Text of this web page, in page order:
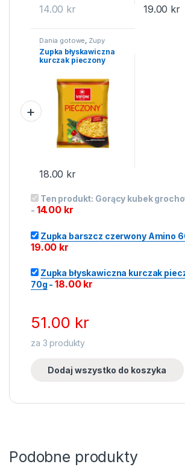
14.00 kr 19.00 kr
Dania gotowe, Zupy
instant
Zupka błyskawiczna
kurczak pieczony
18.00 kr
Ten produkt: Gorący kubek
- 14.00 kr
Zupka barszcz czerwony Amino
19.00 kr
Zupka błyskawiczna kurczak
70g -18.00 kr
51.00 kr
za 3 produkty
Dodaj wszystko do koszyka
Podobne produkty